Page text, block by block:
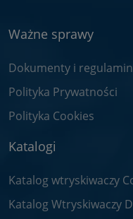
Ważne sprawy
Dokumenty i
Polityka Prywatności
Polityka Cookies
Katalogi
Katalog wtryskiwaczy
Katalog Wtryskiwaczy